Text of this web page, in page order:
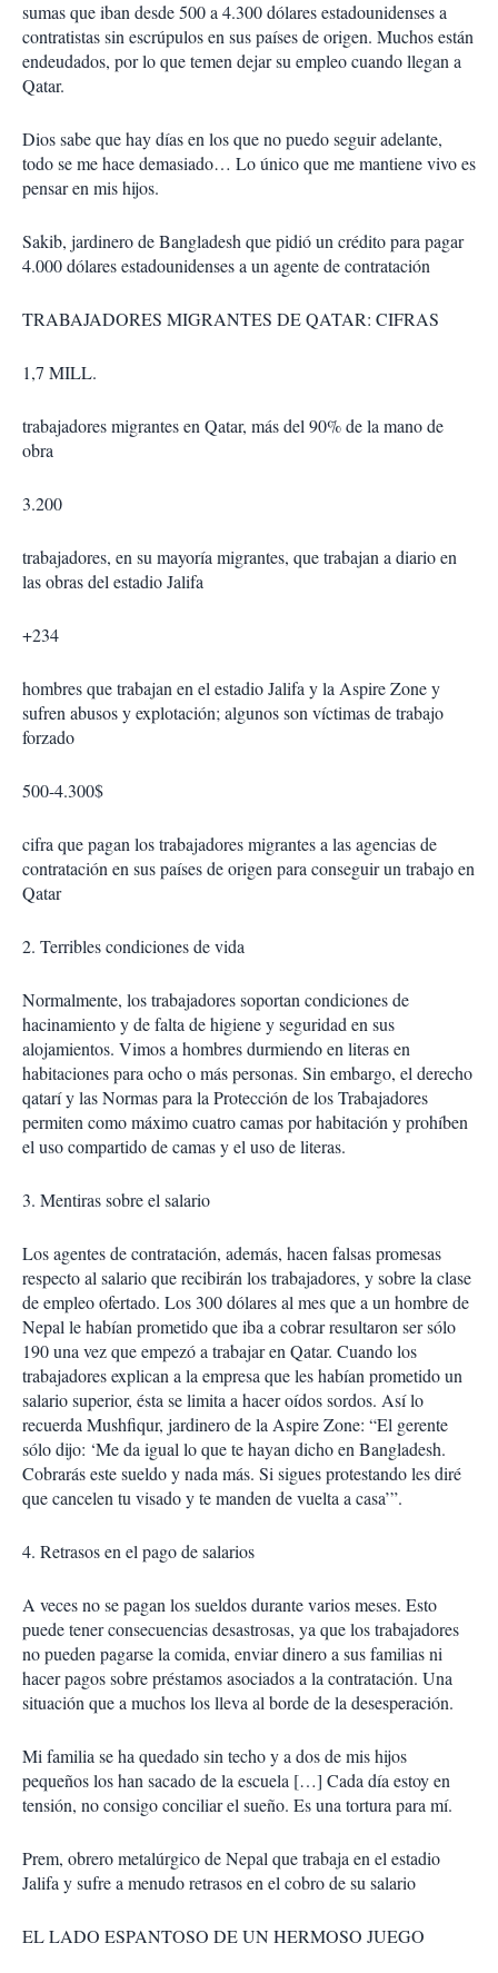
sumas que iban desde 500 a 4.300 dólares estadounidenses a
contratistas sin escrúpulos en sus países de origen. Muchos están
endeudados, por lo que temen dejar su empleo cuando llegan a
Qatar.
Dios sabe que hay días en los que no puedo seguir adelante,
todo se me hace demasiado… Lo único que me mantiene vivo es
pensar en mis hijos.
Sakib, jardinero de Bangladesh que pidió un crédito para pagar
4.000 dólares estadounidenses a un agente de contratación
TRABAJADORES MIGRANTES DE QATAR: CIFRAS
1,7 MILL.
trabajadores migrantes en Qatar, más del 90% de la mano de
obra
3.200
trabajadores, en su mayoría migrantes, que trabajan a diario en
las obras del estadio Jalifa
+234
hombres que trabajan en el estadio Jalifa y la Aspire Zone y
sufren abusos y explotación; algunos son víctimas de trabajo
forzado
500-4.300$
cifra que pagan los trabajadores migrantes a las agencias de
contratación en sus países de origen para conseguir un trabajo en
Qatar
2. Terribles condiciones de vida
Normalmente, los trabajadores soportan condiciones de
hacinamiento y de falta de higiene y seguridad en sus
alojamientos. Vimos a hombres durmiendo en literas en
habitaciones para ocho o más personas. Sin embargo, el derecho
qatarí y las Normas para la Protección de los Trabajadores
permiten como máximo cuatro camas por habitación y prohíben
el uso compartido de camas y el uso de literas.
3. Mentiras sobre el salario
Los agentes de contratación, además, hacen falsas promesas
respecto al salario que recibirán los trabajadores, y sobre la clase
de empleo ofertado. Los 300 dólares al mes que a un hombre de
Nepal le habían prometido que iba a cobrar resultaron ser sólo
190 una vez que empezó a trabajar en Qatar. Cuando los
trabajadores explican a la empresa que les habían prometido un
salario superior, ésta se limita a hacer oídos sordos. Así lo
recuerda Mushfiqur, jardinero de la Aspire Zone: “El gerente
sólo dijo: ‘Me da igual lo que te hayan dicho en Bangladesh.
Cobrarás este sueldo y nada más. Si sigues protestando les diré
que cancelen tu visado y te manden de vuelta a casa’”.
4. Retrasos en el pago de salarios
A veces no se pagan los sueldos durante varios meses. Esto
puede tener consecuencias desastrosas, ya que los trabajadores
no pueden pagarse la comida, enviar dinero a sus familias ni
hacer pagos sobre préstamos asociados a la contratación. Una
situación que a muchos los lleva al borde de la desesperación.
Mi familia se ha quedado sin techo y a dos de mis hijos
pequeños los han sacado de la escuela […] Cada día estoy en
tensión, no consigo conciliar el sueño. Es una tortura para mí.
Prem, obrero metalúrgico de Nepal que trabaja en el estadio
Jalifa y sufre a menudo retrasos en el cobro de su salario
EL LADO ESPANTOSO DE UN HERMOSO JUEGO